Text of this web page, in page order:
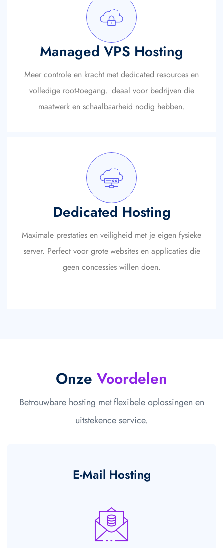
Managed VPS Hosting
Meer controle en kracht met dedicated resources en
volledige root-toegang. Ideaal voor bedrijven die
maatwerk en schaalbaarheid nodig hebben.
Dedicated Hosting
Maximale prestaties en veiligheid met je eigen fysieke
server. Perfect voor grote websites en applicaties die
geen concessies willen doen.
Onze Voordelen
Betrouwbare hosting met flexibele oplossingen en
uitstekende service.
E-Mail Hosting